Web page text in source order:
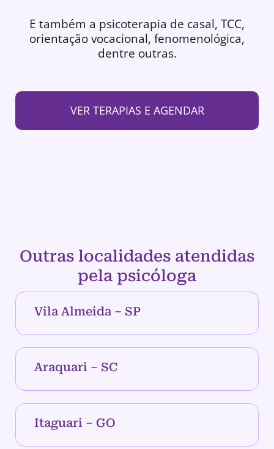
E também a psicoterapia de casal, TCC,
orientação vocacional, fenomenológica,
dentre outras.
VER TERAPIAS E AGENDAR
Outras localidades atendidas
pela psicóloga
Vila Almeida – SP
Araquari – SC
Itaguari – GO